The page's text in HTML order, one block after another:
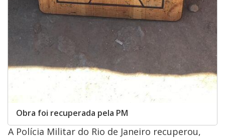
Obra foi recuperada pela PM
A Polícia Militar do Rio de Janeiro recuperou,